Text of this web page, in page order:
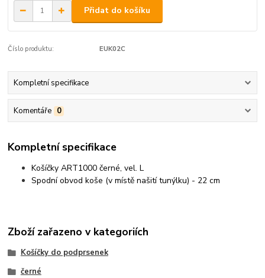
Přidat do košíku
Číslo produktu: EUK02C
Kompletní specifikace
Komentáře 0
Kompletní specifikace
Košíčky ART1000 černé, vel. L
Spodní obvod koše (v místě našití tunýlku) - 22 cm
Zboží zařazeno v kategoriích
Košíčky do podprsenek
černé